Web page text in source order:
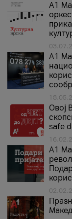
А1
A1
Овој
safe
А1